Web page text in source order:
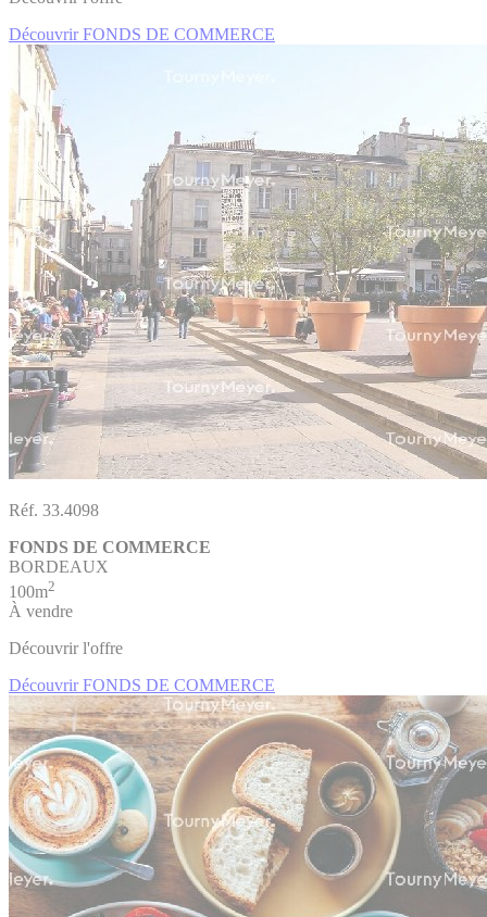
Découvrir FONDS DE COMMERCE
Réf. 33.4098
FONDS DE COMMERCE
BORDEAUX
100m2
À vendre
Découvrir l'offre
Découvrir FONDS DE COMMERCE